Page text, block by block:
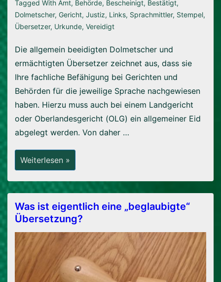
Tagged With Amt, Behörde, Bescheinigt, Bestätigt,
Dolmetscher, Gericht, Justiz, Links, Sprachmittler, Stempel,
Übersetzer, Urkunde, Vereidigt
Die allgemein beeidigten Dolmetscher und
ermächtigten Übersetzer zeichnet aus, dass sie
Ihre fachliche Befähigung bei Gerichten und
Behörden für die jeweilige Sprache nachgewiesen
haben. Hierzu muss auch bei einem Landgericht
oder Oberlandesgericht (OLG) ein allgemeiner Eid
abgelegt werden. Von daher …
Was
Sind
Beeidigte
Dolmetscher
Ermächtigte
Übersetzer?
Weiterlesen »
Was ist eigentlich eine „beglaubigte“
Übersetzung?